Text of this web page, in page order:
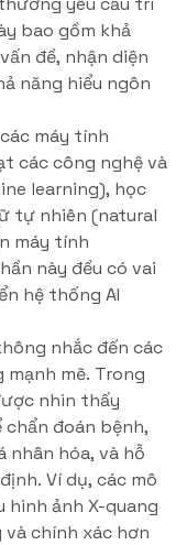
bao gồm khả
đề, nhận diện
năng hiểu ngôn
máy tính
các công nghệ và
learning), học
tự nhiên (natural
máy tính
này đều có vai
hệ thống AI
nhắc đến các
mẽ. Trong
nhìn thấy
đoán bệnh,
nhân hóa, và hỗ
Ví dụ, các mô
ảnh X-quang
chính xác hơn